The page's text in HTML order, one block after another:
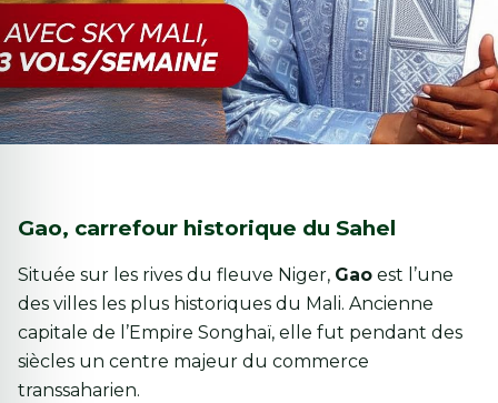
Gao, carrefour historique du Sahel
Située sur les rives du fleuve Niger, Gao est l’une
des villes les plus historiques du Mali. Ancienne
capitale de l’Empire Songhaï, elle fut pendant des
siècles un centre majeur du commerce
transsaharien.